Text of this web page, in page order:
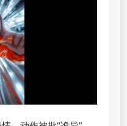
为了宣传薯条优惠活
像多一根手指这种基
人物表情不自然、缺
友调侃“看着像是肯